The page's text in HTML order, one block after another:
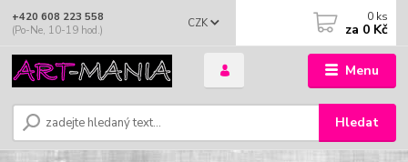
Menu
CZK
Hledat
+420 608 223 558
(Po-Ne, 10-19 hod.)
0 ks
za 0 Kč